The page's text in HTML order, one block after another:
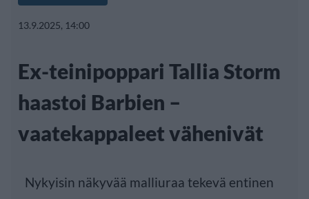
13.9.2025, 14:00
Ex-teinipoppari Tallia Storm
haastoi Barbien –
vaatekappaleet vähenivät
Nykyisin näkyvää malliuraa tekevä entinen